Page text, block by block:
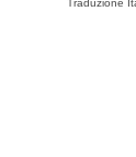
Traduzione